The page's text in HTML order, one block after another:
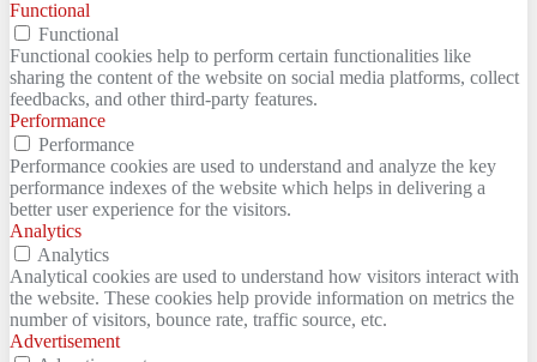
Functional
Functional
Functional cookies help to perform certain functionalities like
sharing the content of the website on social media platforms, collect
feedbacks, and other third-party features.
Performance
Performance
Performance cookies are used to understand and analyze the key
performance indexes of the website which helps in delivering a
better user experience for the visitors.
Analytics
Analytics
Analytical cookies are used to understand how visitors interact with
the website. These cookies help provide information on metrics the
number of visitors, bounce rate, traffic source, etc.
Advertisement